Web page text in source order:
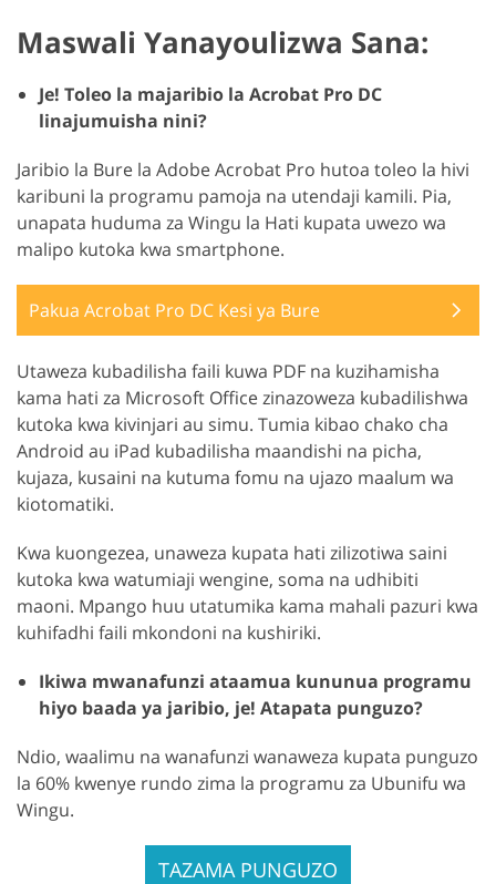
Maswali Yanayoulizwa Sana:
Je! Toleo la majaribio la Acrobat Pro DC
linajumuisha nini?
Jaribio la Bure la Adobe Acrobat Pro hutoa toleo la hivi
karibuni la programu pamoja na utendaji kamili. Pia,
unapata huduma za Wingu la Hati kupata uwezo wa
malipo kutoka kwa smartphone.
Pakua Acrobat Pro DC Kesi ya Bure
Utaweza kubadilisha faili kuwa PDF na kuzihamisha
kama hati za Microsoft Office zinazoweza kubadilishwa
kutoka kwa kivinjari au simu. Tumia kibao chako cha
Android au iPad kubadilisha maandishi na picha,
kujaza, kusaini na kutuma fomu na ujazo maalum wa
kiotomatiki.
Kwa kuongezea, unaweza kupata hati zilizotiwa saini
kutoka kwa watumiaji wengine, soma na udhibiti
maoni. Mpango huu utatumika kama mahali pazuri kwa
kuhifadhi faili mkondoni na kushiriki.
Ikiwa mwanafunzi ataamua kununua programu
hiyo baada ya jaribio, je! Atapata punguzo?
Ndio, waalimu na wanafunzi wanaweza kupata punguzo
la 60% kwenye rundo zima la programu za Ubunifu wa
Wingu.
TAZAMA PUNGUZO